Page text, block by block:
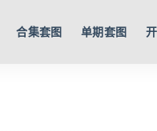
合集套图 单期套图
全部